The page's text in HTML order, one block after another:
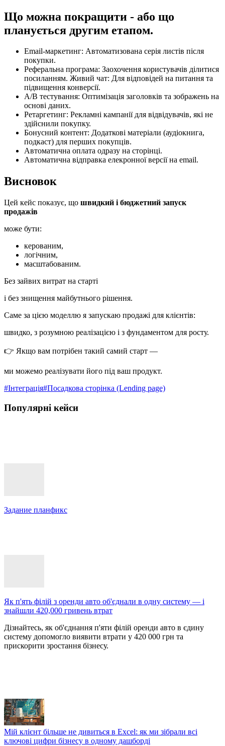
Що можна покращити - або що
планується другим етапом.
Email-маркетинг: Автоматизована серія листів після
покупки.
Реферальна програма: Заохочення користувачів ділитися
посиланням. Живий чат: Для відповідей на питання та
підвищення конверсії.
А/В тестування: Оптимізація заголовків та зображень на
основі даних.
Ретаргетинг: Рекламні кампанії для відвідувачів, які не
здійснили покупку.
Бонусний контент: Додаткові матеріали (аудіокнига,
подкаст) для перших покупців.
Автоматична оплата одразу на сторінці.
Автоматична відправка елекронної версії на email.
Висновок
Цей кейс показує, що швидкий і бюджетний запуск
продажів
може бути:
керованим,
логічним,
масштабованим.
Без зайвих витрат на старті
і без знищення майбутнього рішення.
Саме за цією моделлю я запускаю продажі для клієнтів:
швидко, з розумною реалізацією і з фундаментом для росту.
👉 Якщо вам потрібен такий самий старт —
ми можемо реалізувати його під ваш продукт.
#Інтеграція#Посадкова сторінка (Lending page)
Популярні кейси
Задание планфикс
Як п'ять філій з оренди авто об'єднали в одну систему — і
знайшли 420,000 гривень втрат
Дізнайтесь, як об'єднання п'яти філій оренди авто в єдину
систему допомогло виявити втрати у 420 000 грн та
прискорити зростання бізнесу.
Мій клієнт більше не дивиться в Excel: як ми зібрали всі
ключові цифри бізнесу в одному дашборді